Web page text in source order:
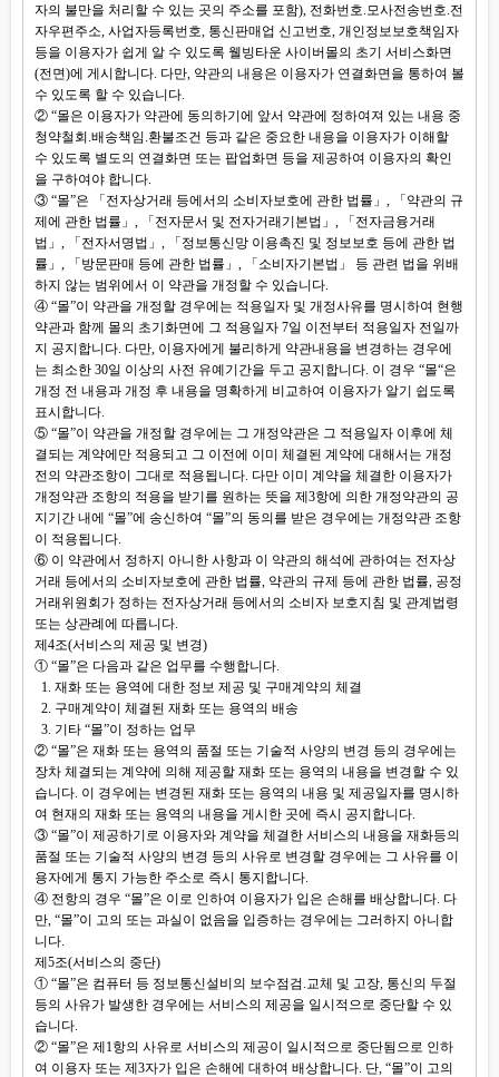
자의 불만을 처리할 수 있는 곳의 주소를 포함), 전화번호.모사전송번호.전
자우편주소, 사업자등록번호, 통신판매업 신고번호, 개인정보보호책임자
등을 이용자가 쉽게 알 수 있도록 웰빙타운 사이버몰의 초기 서비스화면
(전면)에 게시합니다. 다만, 약관의 내용은 이용자가 연결화면을 통하여 볼
수 있도록 할 수 있습니다.
② “몰은 이용자가 약관에 동의하기에 앞서 약관에 정하여져 있는 내용 중
청약철회.배송책임.환불조건 등과 같은 중요한 내용을 이용자가 이해할
수 있도록 별도의 연결화면 또는 팝업화면 등을 제공하여 이용자의 확인
을 구하여야 합니다.
③ “몰”은 「전자상거래 등에서의 소비자보호에 관한 법률」, 「약관의 규
제에 관한 법률」, 「전자문서 및 전자거래기본법」, 「전자금융거래
법」, 「전자서명법」, 「정보통신망 이용촉진 및 정보보호 등에 관한 법
률」, 「방문판매 등에 관한 법률」, 「소비자기본법」 등 관련 법을 위배
하지 않는 범위에서 이 약관을 개정할 수 있습니다.
④ “몰”이 약관을 개정할 경우에는 적용일자 및 개정사유를 명시하여 현행
약관과 함께 몰의 초기화면에 그 적용일자 7일 이전부터 적용일자 전일까
지 공지합니다. 다만, 이용자에게 불리하게 약관내용을 변경하는 경우에
는 최소한 30일 이상의 사전 유예기간을 두고 공지합니다. 이 경우 “몰“은
개정 전 내용과 개정 후 내용을 명확하게 비교하여 이용자가 알기 쉽도록
표시합니다.
⑤ “몰”이 약관을 개정할 경우에는 그 개정약관은 그 적용일자 이후에 체
결되는 계약에만 적용되고 그 이전에 이미 체결된 계약에 대해서는 개정
전의 약관조항이 그대로 적용됩니다. 다만 이미 계약을 체결한 이용자가
개정약관 조항의 적용을 받기를 원하는 뜻을 제3항에 의한 개정약관의 공
지기간 내에 “몰”에 송신하여 “몰”의 동의를 받은 경우에는 개정약관 조항
이 적용됩니다.
⑥ 이 약관에서 정하지 아니한 사항과 이 약관의 해석에 관하여는 전자상
거래 등에서의 소비자보호에 관한 법률, 약관의 규제 등에 관한 법률, 공정
거래위원회가 정하는 전자상거래 등에서의 소비자 보호지침 및 관계법령
또는 상관례에 따릅니다.
제4조(서비스의 제공 및 변경)
① “몰”은 다음과 같은 업무를 수행합니다.
1. 재화 또는 용역에 대한 정보 제공 및 구매계약의 체결
2. 구매계약이 체결된 재화 또는 용역의 배송
3. 기타 “몰”이 정하는 업무
② “몰”은 재화 또는 용역의 품절 또는 기술적 사양의 변경 등의 경우에는
장차 체결되는 계약에 의해 제공할 재화 또는 용역의 내용을 변경할 수 있
습니다. 이 경우에는 변경된 재화 또는 용역의 내용 및 제공일자를 명시하
여 현재의 재화 또는 용역의 내용을 게시한 곳에 즉시 공지합니다.
③ “몰”이 제공하기로 이용자와 계약을 체결한 서비스의 내용을 재화등의
품절 또는 기술적 사양의 변경 등의 사유로 변경할 경우에는 그 사유를 이
용자에게 통지 가능한 주소로 즉시 통지합니다.
④ 전항의 경우 “몰”은 이로 인하여 이용자가 입은 손해를 배상합니다. 다
만, “몰”이 고의 또는 과실이 없음을 입증하는 경우에는 그러하지 아니합
니다.
제5조(서비스의 중단)
① “몰”은 컴퓨터 등 정보통신설비의 보수점검.교체 및 고장, 통신의 두절
등의 사유가 발생한 경우에는 서비스의 제공을 일시적으로 중단할 수 있
습니다.
② “몰”은 제1항의 사유로 서비스의 제공이 일시적으로 중단됨으로 인하
여 이용자 또는 제3자가 입은 손해에 대하여 배상합니다. 단, “몰”이 고의